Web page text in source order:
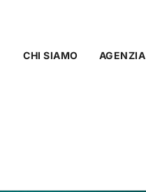
CHI SIAMO AGENZIA